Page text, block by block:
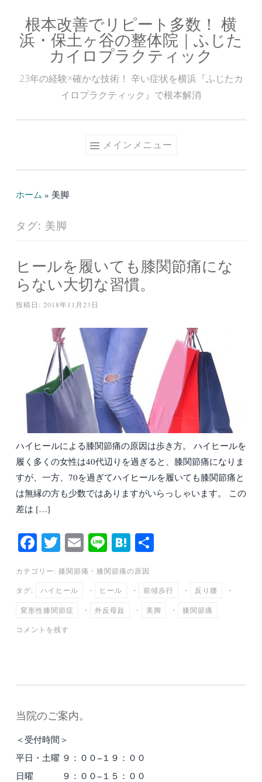
ン
根本改善でリピート多数！ 横
浜・保土ヶ谷の整体院｜ふじた
カイロプラクティック
23年の経験×確かな技術！ 辛い症状を横浜『ふじたカ
イロプラクティック』で根本解消
メインメニュー
ホーム » 美脚
タグ: 美脚
ヒールを履いても膝関節痛にな
らない大切な習慣。
投稿日: 2018年11月23日
ハイヒールによる膝関節痛の原因は歩き方。 ハイヒールを
履く多くの女性は40代辺りを過ぎると、膝関節痛になりま
すが、一方、70を過ぎてハイヒールを履いても膝関節痛と
は無縁の方も少数ではありますがいらっしゃいます。 この
差は […]
Fa
ce
bo
ok
T
wi
tte
r
E
m
ail
Li
ne
H
at
en
a
カテゴリー: 膝関節痛 ・ 膝関節痛の原因
タグ: ハイヒール ・ ヒール ・ 前傾歩行 ・ 反り腰 ・
変形性膝関節症 ・ 外反母趾 ・ 美脚 ・ 膝関節痛
コメントを残す
当院のご案内。
＜受付時間＞
平日・土曜 ９：００−１９：００
日曜 ９：００−１５：００